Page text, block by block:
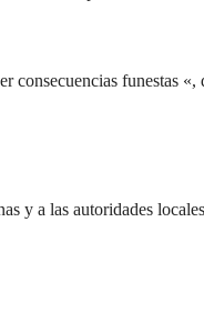
consecuencias funestas «,
y a las autoridades locales